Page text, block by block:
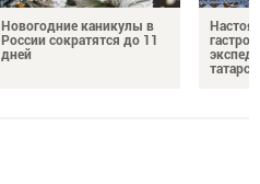
Новогодние каникулы в
России сократятся до 11
дней